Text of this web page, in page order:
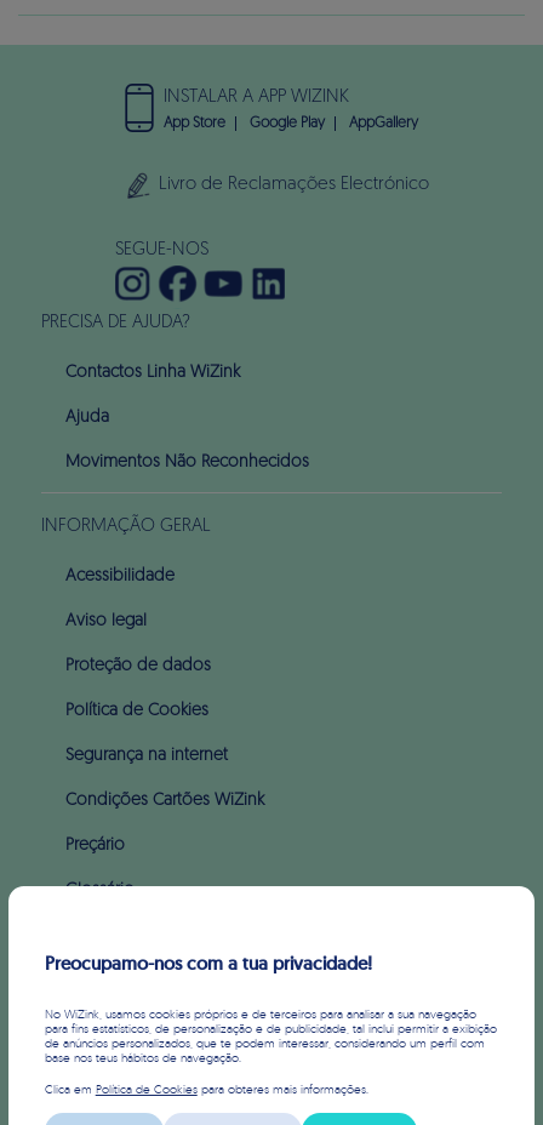
PRECISA DE AJUDA?
Contactos Linha WiZink
Ajuda
Movimentos Não Reconhecidos
INFORMAÇÃO GERAL
Acessibilidade
Aviso legal
Proteção de dados
Política de Cookies
Segurança na internet
Condições Cartões WiZink
Preçário
Glossário
Sobre nós
Imprensa
INSTALAR A APP WIZINK
App Store Google Play AppGallery
Livro de Reclamações Electrónico
SEGUE-NOS
Preocupamo-nos com a tua privacidade!
No WiZink, usamos cookies próprios e de terceiros para analisar a sua navegação
para fins estatísticos, de personalização e de publicidade, tal inclui permitir a exibição
de anúncios personalizados, que te podem interessar, considerando um perfil com
base nos teus hábitos de navegação.
Clica em Política de Cookiespara obteres mais informações.